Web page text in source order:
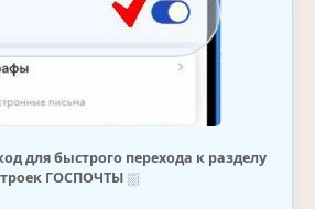
для быстрого перехода к разделу
ГОСПОЧТЫ⛆